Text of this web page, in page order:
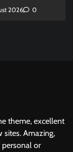
2026 0
theme, excellent
sites. Amazing,
or